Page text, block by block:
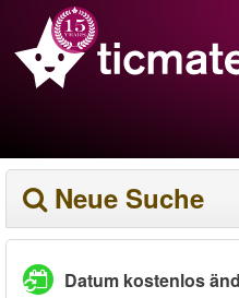
Neue Suche
Datum kostenlos